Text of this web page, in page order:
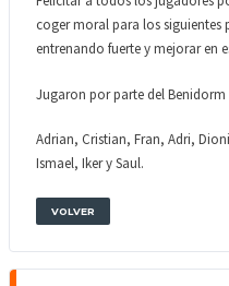
coger moral para los
entrenando fuerte y mejorar en
Jugaron por parte del Benidorm
Adrian, Cristian, Fran, Adri,
Ismael, Iker y Saul.
VOLVER